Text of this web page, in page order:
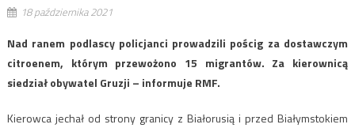
18 października 2021
Nad ranem podlascy policjanci prowadzili pościg za dostawczym
citroenem, którym przewożono 15 migrantów. Za kierownicą
siedział obywatel Gruzji – informuje RMF.
Kierowca jechał od strony granicy z Białorusią i przed Białymstokiem